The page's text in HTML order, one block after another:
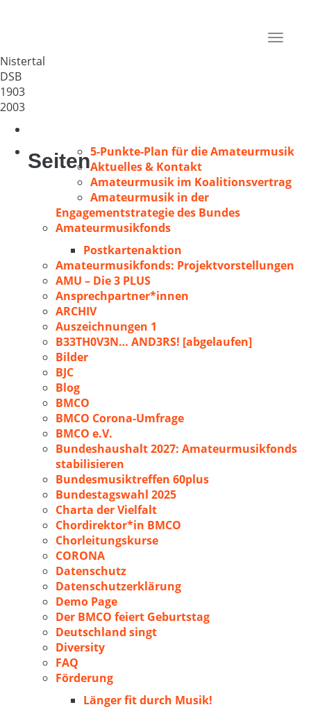
Toggle
Nistertal
DSB
1903
2003
Seiten5-Punkte-Plan für die Amateurmusik
Aktuelles & Kontakt
Amateurmusik im Koalitionsvertrag
Amateurmusik in der
Engagementstrategie des Bundes
Amateurmusikfonds
Postkartenaktion
Amateurmusikfonds: Projektvorstellungen
AMU – Die 3 PLUS
Ansprechpartner*innen
ARCHIV
Auszeichnungen 1
B33TH0V3N… AND3RS! [abgelaufen]
Bilder
BJC
Blog
BMCO
BMCO Corona-Umfrage
BMCO e.V.
Bundeshaushalt 2027: Amateurmusikfonds
stabilisieren
Bundesmusiktreffen 60plus
Bundestagswahl 2025
Charta der Vielfalt
Chordirektor*in BMCO
Chorleitungskurse
CORONA
Datenschutz
Datenschutzerklärung
Demo Page
Der BMCO feiert Geburtstag
Deutschland singt
Diversity
FAQ
Förderung
Länger fit durch Musik!